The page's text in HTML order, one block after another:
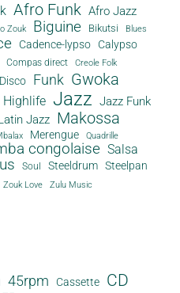
Afro Funk Afro Jazz
Zouk Biguine Bikutsi Blues
Cadence-lypso Calypso
Compas direct
Creole Folk
Disco Funk Gwoka
Highlife Jazz Jazz Funk
Jazz Makossa
Merengue Quadrille
congolaise Salsa
Soul Steeldrum Steelpan
Zouk Love Zulu Music
45rpm Cassette CD